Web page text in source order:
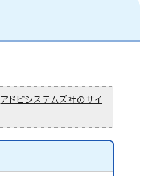
アドビシステムズ社のサイ